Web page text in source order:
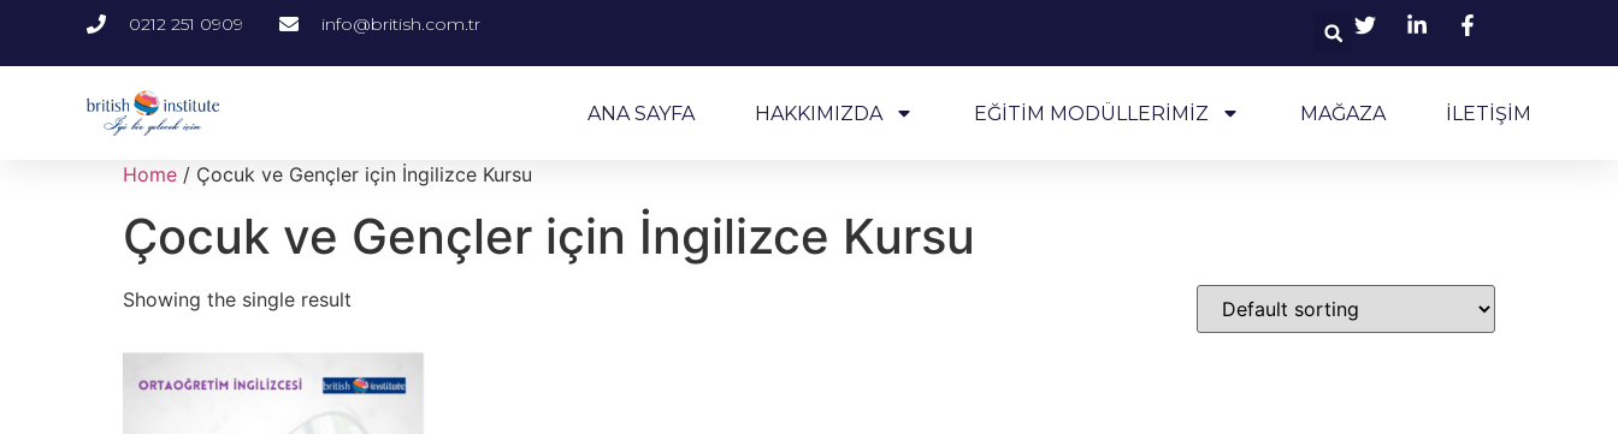
0212 251 0909 info@british.com.tr
ANA SAYFA HAKKIMIZDA EĞİTİM MODÜLLERİMİZ MAĞAZA İLETİŞİM
Home / Çocuk ve Gençler için İngilizce Kursu
Çocuk ve Gençler için İngilizce Kursu
Showing the single result